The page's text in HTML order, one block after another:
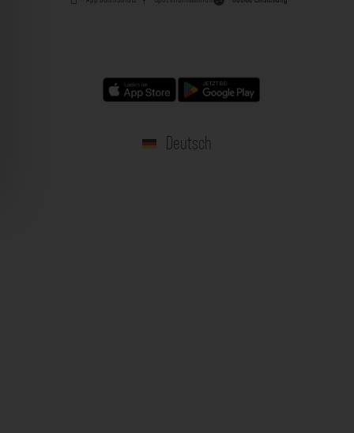
Deutsch